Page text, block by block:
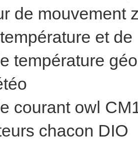
de mouvement
et
température
courant owl
chacon DIO